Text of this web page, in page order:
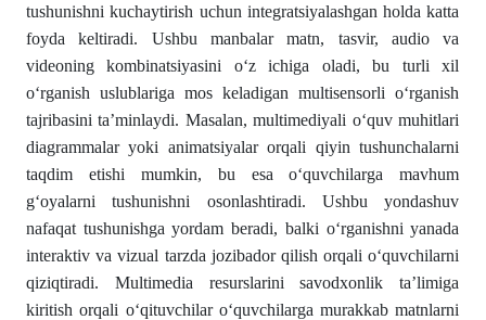
tushunishni kuchaytirish uchun integratsiyalashgan holda katta
foyda keltiradi. Ushbu manbalar matn, tasvir, audio va
videoning kombinatsiyasini oʻz ichiga oladi, bu turli xil
oʻrganish uslublariga mos keladigan multisensorli oʻrganish
tajribasini ta’minlaydi. Masalan, multimediyali oʻquv muhitlari
diagrammalar yoki animatsiyalar orqali qiyin tushunchalarni
taqdim etishi mumkin, bu esa oʻquvchilarga mavhum
gʻoyalarni tushunishni osonlashtiradi. Ushbu yondashuv
nafaqat tushunishga yordam beradi, balki oʻrganishni yanada
interaktiv va vizual tarzda jozibador qilish orqali oʻquvchilarni
qiziqtiradi. Multimedia resurslarini savodxonlik ta’limiga
kiritish orqali oʻqituvchilar oʻquvchilarga murakkab matnlarni